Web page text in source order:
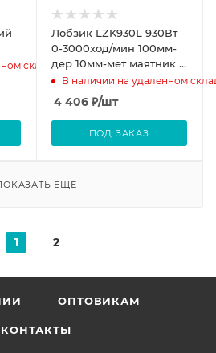
складе
Лобзик LZK930L 930Вт
0-3000ход/мин 100мм-
дер 10мм-мет маятник в
кейсе Hammer Flex
В наличии на удаленном
4 406₽/шт
ПОД ЗАКАЗ
ЕЩЕ
1 2
ОПТОВИКАМ
КОНТАКТЫ